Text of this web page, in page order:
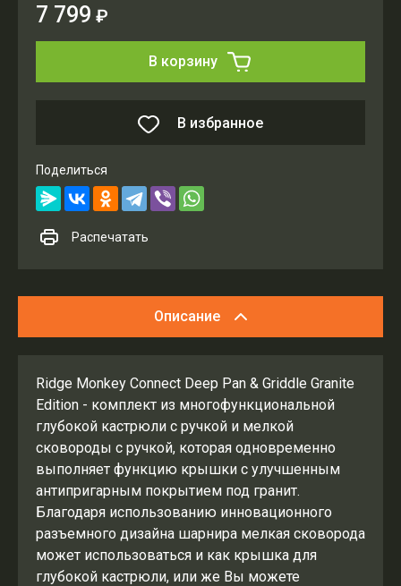
7 799 ₽
В корзину
В избранное
Поделиться
Распечатать
Описание
Ridge Monkey Connect Deep Pan & Griddle Granite
Edition - комплект из многофункциональной
глубокой кастрюли с ручкой и мелкой
сковороды с ручкой, которая одновременно
выполняет функцию крышки с улучшенным
антипригарным покрытием под гранит.
Благодаря использованию инновационного
разъемного дизайна шарнира мелкая сковорода
может использоваться и как крышка для
глубокой кастрюли, или же Вы можете